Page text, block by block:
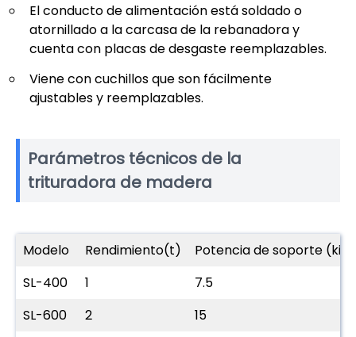
El conducto de alimentación está soldado o
atornillado a la carcasa de la rebanadora y
cuenta con placas de desgaste reemplazables.
Viene con cuchillos que son fácilmente
ajustables y reemplazables.
Parámetros técnicos de la
trituradora de madera
Modelo Rendimiento(t)
Potencia de soporte
SL-400
1
7.5
SL-600
2
15